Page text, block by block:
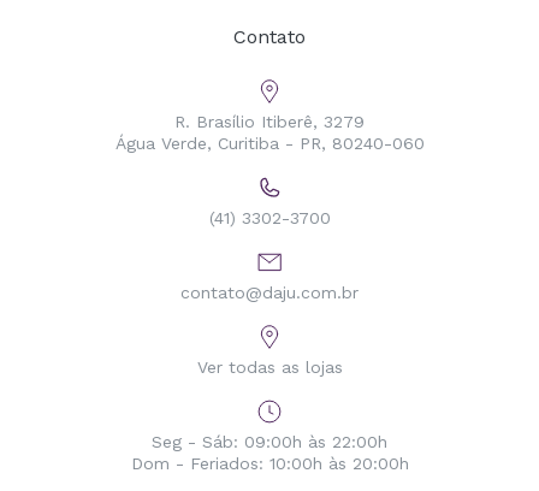
Contato
R. Brasílio Itiberê, 3279
Água Verde, Curitiba - PR, 80240-060
(41) 3302-3700
contato@daju.com.br
Ver todas as lojas
Seg - Sáb: 09:00h às 22:00h
Dom - Feriados: 10:00h às 20:00h